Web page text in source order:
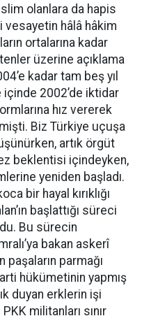
olanlara da hapis
vesayetin hâlâ hâkim
ortalarına kadar
üzerine açıklama
kadar tam beş yıl
2002’de iktidar
hız vererek
Biz Türkiye uçuşa
artık örgüt
beklentisi içindeyken,
yeniden başladı.
bir hayal kırıklığı
başlattığı süreci
Bu sürecin
bakan askerî
parmağı
hükümetinin yapmış
duyan erklerin işi
militanları sınır